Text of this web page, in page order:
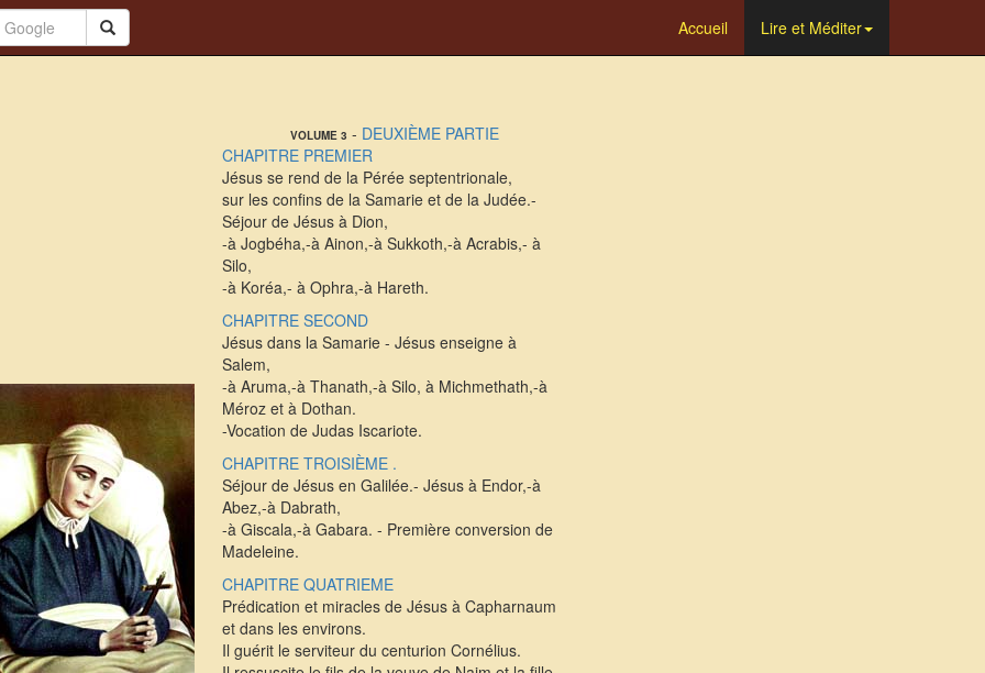
Accueil Lire et Méditer
VOLUME 3 - DEUXIÈME PARTIE
CHAPITRE PREMIER
Jésus se rend de la Pérée septentrionale,
sur les confins de la Samarie et de la Judée.-
Séjour de Jésus à Dion,
-à Jogbéha,-à Ainon,-à Sukkoth,-à Acrabis,- à
Silo,
-à Koréa,- à Ophra,-à Hareth.
CHAPITRE SECOND
Jésus dans la Samarie - Jésus enseigne à
Salem,
-à Aruma,-à Thanath,-à Silo, à Michmethath,-à
Méroz et à Dothan.
-Vocation de Judas Iscariote.
CHAPITRE TROISIÈME .
Séjour de Jésus en Galilée.- Jésus à Endor,-à
Abez,-à Dabrath,
-à Giscala,-à Gabara. - Première conversion de
Madeleine.
CHAPITRE QUATRIEME
Prédication et miracles de Jésus à Capharnaum
et dans les environs.
Il guérit le serviteur du centurion Cornélius.